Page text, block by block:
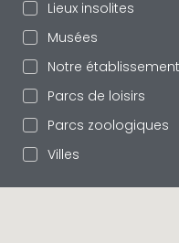
Lieux insolites
Musées
Notre établissement
Parcs de loisirs
Parcs zoologiques
Villes